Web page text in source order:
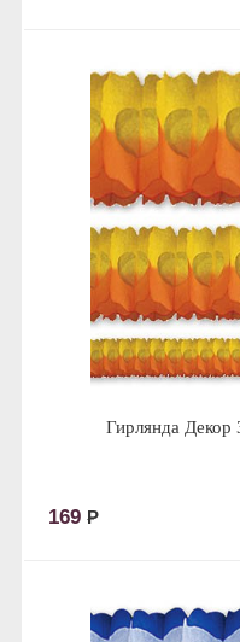
Гирлянда Декор
169 Р